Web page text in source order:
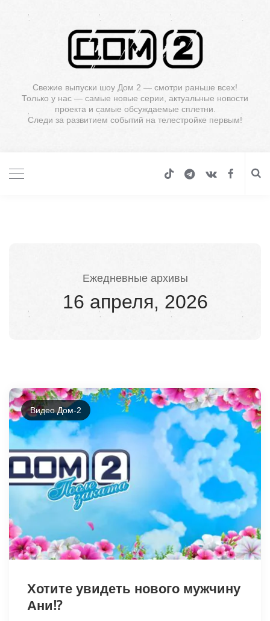
Свежие выпуски шоу Дом 2 — смотри раньше всех!
Только у нас — самые новые серии, актуальные новости
проекта и самые обсуждаемые сплетни.
Следи за развитием событий на телестройке первым!
Ежедневные архивы
16 апреля, 2026
Видео Дом-2
Хотите увидеть нового мужчину
Ани⁉️